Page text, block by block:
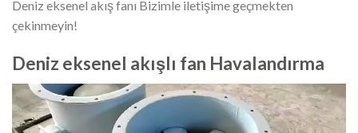
Deniz eksenel akış fanı Bizimle iletişime geçmekten
çekinmeyin!
Deniz eksenel akışlı fan Havalandırma
Video
Player